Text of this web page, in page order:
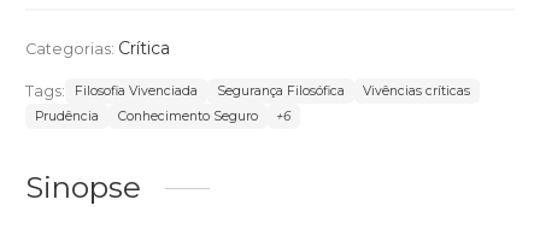
Categorias: Crítica
Tags: Filosofia Vivenciada Segurança Filosófica
Vivências críticas
Prudência
Conhecimento Seguro +6
Sinopse